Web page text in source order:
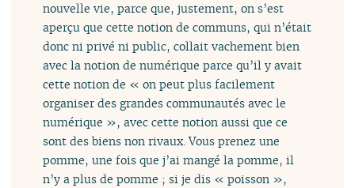
nouvelle vie, parce que, justement, on s’est
aperçu que cette notion de communs, qui n’était
donc ni privé ni public, collait vachement bien
avec la notion de numérique parce qu’il y avait
cette notion de « on peut plus facilement
organiser des grandes communautés avec le
numérique », avec cette notion aussi que ce
sont des biens non rivaux. Vous prenez une
pomme, une fois que j’ai mangé la pomme, il
n’y a plus de pomme ; si je dis « poisson »,